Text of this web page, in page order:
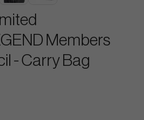
Members
- Carry Bag